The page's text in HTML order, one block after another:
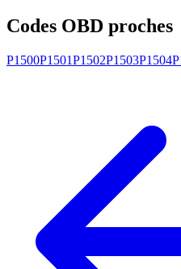
Codes OBD proches
P1500P1501P1502P1503P1504